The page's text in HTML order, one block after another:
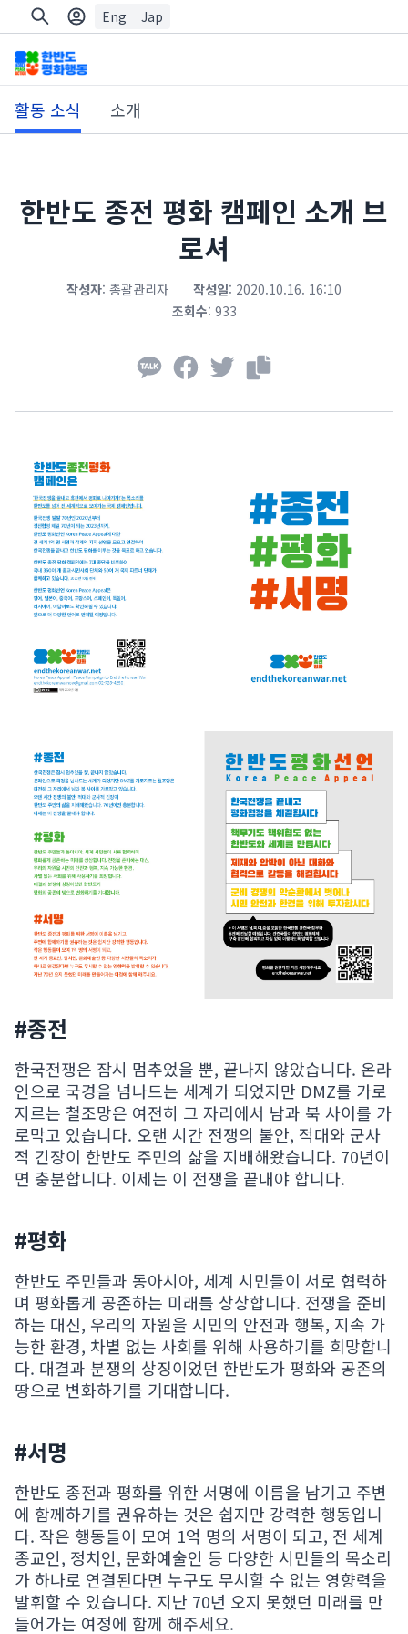
Eng Jap
활동 소식 소개
한반도 종전 평화 캠페인 소개 브
로셔
작성자: 총괄관리자 작성일: 2020.10.16. 16:10
조회수: 933
#종전
한국전쟁은 잠시 멈추었을 뿐, 끝나지 않았습니다. 온라
인으로 국경을 넘나드는 세계가 되었지만 DMZ를 가로
지르는 철조망은 여전히 그 자리에서 남과 북 사이를 가
로막고 있습니다. 오랜 시간 전쟁의 불안, 적대와 군사
적 긴장이 한반도 주민의 삶을 지배해왔습니다. 70년이
면 충분합니다. 이제는 이 전쟁을 끝내야 합니다.
#평화
한반도 주민들과 동아시아, 세계 시민들이 서로 협력하
며 평화롭게 공존하는 미래를 상상합니다. 전쟁을 준비
하는 대신, 우리의 자원을 시민의 안전과 행복, 지속 가
능한 환경, 차별 없는 사회를 위해 사용하기를 희망합니
다. 대결과 분쟁의 상징이었던 한반도가 평화와 공존의
땅으로 변화하기를 기대합니다.
#서명
한반도 종전과 평화를 위한 서명에 이름을 남기고 주변
에 함께하기를 권유하는 것은 쉽지만 강력한 행동입니
다. 작은 행동들이 모여 1억 명의 서명이 되고, 전 세계
종교인, 정치인, 문화예술인 등 다양한 시민들의 목소리
가 하나로 연결된다면 누구도 무시할 수 없는 영향력을
발휘할 수 있습니다. 지난 70년 오지 못했던 미래를 만
들어가는 여정에 함께 해주세요.